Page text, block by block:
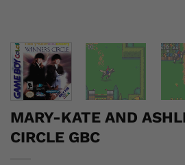
MARY-KATE AND
CIRCLE GBC